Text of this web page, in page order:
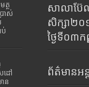
ថ
រាស់
ប់
ដៅ
ន​
សាលាប៊ែ
សិក្សា២
ថ្ងៃទី០៣
ព័ត៌មានអន្